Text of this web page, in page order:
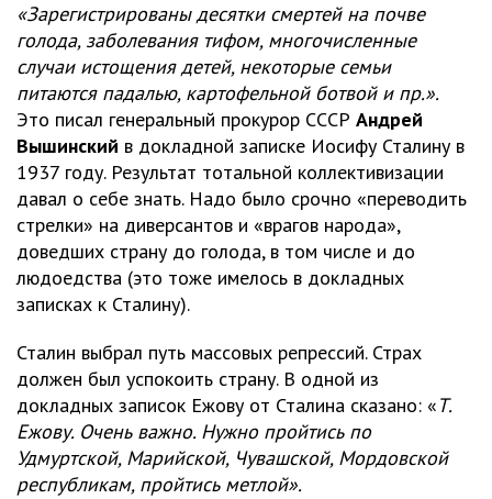
«Зарегистрированы десятки смертей на почве
голода, заболевания тифом, многочисленные
случаи истощения детей, некоторые семьи
питаются падалью, картофельной ботвой и пр.».
Это писал генеральный прокурор СССР Андрей
Вышинский в докладной записке Иосифу Сталину в
1937 году. Результат тотальной коллективизации
давал о себе знать. Надо было срочно «переводить
стрелки» на диверсантов и «врагов народа»,
доведших страну до голода, в том числе и до
людоедства (это тоже имелось в докладных
записках к Сталину).
Сталин выбрал путь массовых репрессий. Страх
должен был успокоить страну. В одной из
докладных записок Ежову от Сталина сказано: «Т.
Ежову. Очень важно. Нужно пройтись по
Удмуртской, Марийской, Чувашской, Мордовской
республикам, пройтись метлой».